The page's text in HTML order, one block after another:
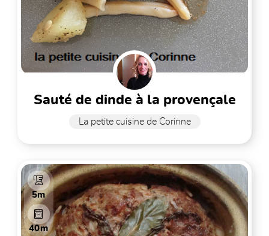
sauté de dinde à la provençale
La petite cuisine de Corinne
5m
40m